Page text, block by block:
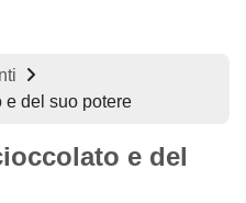
e del suo potere
e del